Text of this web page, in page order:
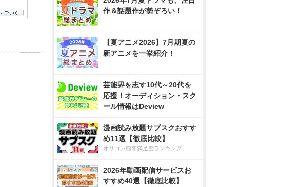
作＆話題作が勢ぞろい！
【夏アニメ2026】7月期夏の
新アニメを一挙紹介！
芸能界を志す10代～20代を
応援！オーディション・スク
ール情報はDeview
漫画読み放題サブスクおすす
め11選【徹底比較】
オリコン顧客満足度ランキング
2026年動画配信サービスお
すすめ40選【徹底比較】